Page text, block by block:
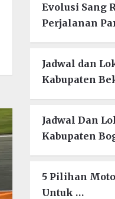
Evolusi Sang
Perjalanan
Jadwal dan
Kabupaten
Jadwal Dan
Kabupaten
5 Pilihan
Untuk …